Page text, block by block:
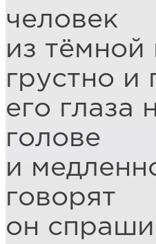
человек
из тёмной
грустно и
его глаза
голове
и
говорят
он